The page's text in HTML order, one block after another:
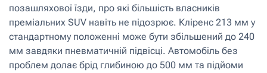
позашляхової їзди, про які більшість власників
преміальних SUV навіть не підозрює. Кліренс 213 мм у
стандартному положенні може бути збільшений до 240
мм завдяки пневматичній підвісці. Автомобіль без
проблем долає брід глибиною до 500 мм та підйоми